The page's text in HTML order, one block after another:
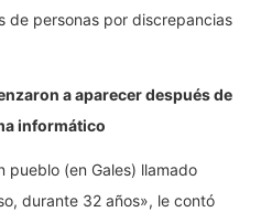
de personas por discrepancias
a aparecer después de
informático
pueblo (en Gales) llamado
durante 32 años», le contó